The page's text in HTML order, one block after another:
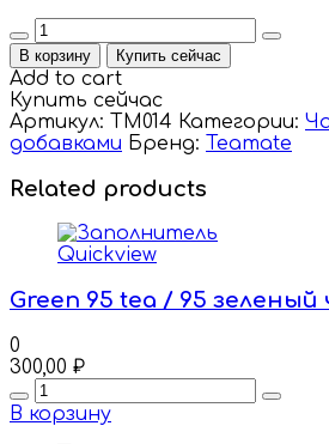
Quantity
В корзину Купить сейчас
Add to cart
Купить сейчас
Артикул: TM014 Категории:
добавками Бренд: Teamate
Related products
Quickview
Green 95 tea / 95 зеленый
0
300,00 ₽
Quantity
В корзину